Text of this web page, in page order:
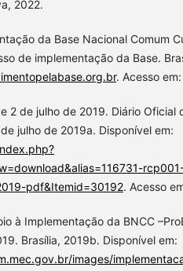
2022.
da Base Nacional Comum
de implementação da Base.
. Acesso
2 de julho de 2019. Diário Oficial
julho de 2019a. Disponível em:
pdf&Itemid=30192. Acesso
à Implementação da BNCC
Brasília, 2019b. Disponível em:
images/